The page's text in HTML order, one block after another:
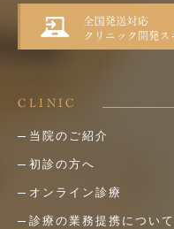
CLINIC
当院のご紹介
初診の方へ
オンライン診療
診療の業務提携について